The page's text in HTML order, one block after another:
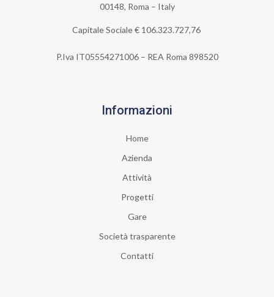
00148, Roma – Italy
Capitale Sociale € 106.323.727,76
P.Iva IT05554271006 – REA Roma 898520
Informazioni
Home
Azienda
Attività
Progetti
Gare
Società trasparente
Contatti